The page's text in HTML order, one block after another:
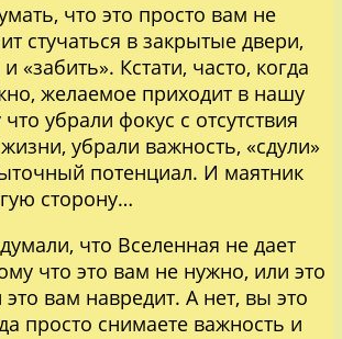
что это просто вам не
стучаться в закрытые двери,
«забить». Кстати, часто, когда
желаемое приходит в нашу
убрали фокус с отсутствия
убрали важность, «сдули»
потенциал. И маятник
сторону…
что Вселенная не дает
что это вам не нужно, или это
вам навредит. А нет, вы это
просто снимаете важность и